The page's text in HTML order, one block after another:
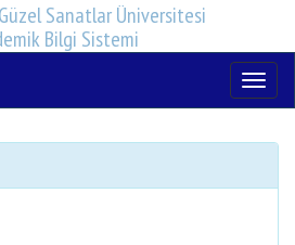
Sanatlar Üniversitesi
Bilgi Sistemi
Menu